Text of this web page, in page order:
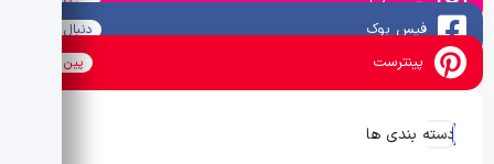
فیس بوک دنبال کنید
پینترست پین کنید
دسته بندی ها